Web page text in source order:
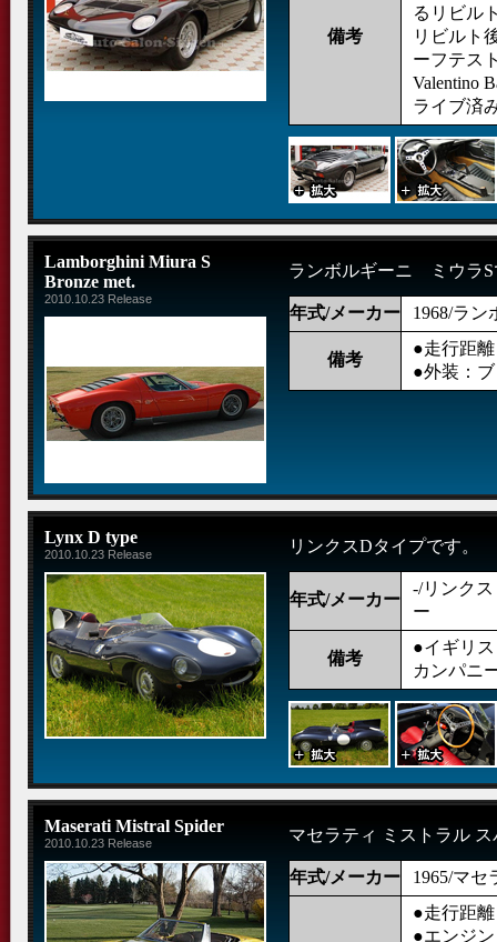
備考
るリビル
リビルト
ーフテス
Valentino
ライブ済
Lamborghini Miura S
Bronze met.
2010.10.23 Release
ランボルギーニ ミウラS
年式/メーカー 1968/ラン
備考
●走行距
●外装：
Lynx D type
2010.10.23 Release リンクスDタイプです。
年式/メーカー
-/リンク
ー
備考
●イギリ
カンパニ
Maserati Mistral Spider
2010.10.23 Release マセラティ ミストラル
年式/メーカー
1965/マセ
●走行距
●エンジ